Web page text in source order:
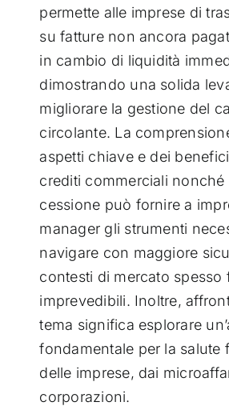
permette alle imprese di
su fatture non ancora
in cambio di liquidità
dimostrando una solida
migliorare la gestione del
circolante. La
aspetti chiave e dei
crediti commerciali nonché
cessione può fornire a
manager gli strumenti
navigare con maggiore
contesti di mercato spesso
imprevedibili. Inoltre,
tema significa esplorare
fondamentale per la salute
delle imprese, dai
corporazioni.